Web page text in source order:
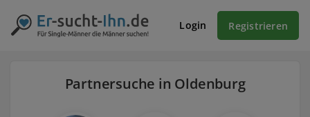
Login Registrieren
Partnersuche in Oldenburg